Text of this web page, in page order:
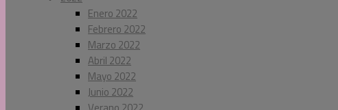
Enero 2022
Febrero 2022
Marzo 2022
Abril 2022
Mayo 2022
Junio 2022